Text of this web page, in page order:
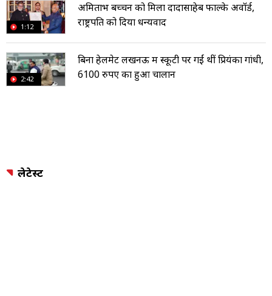
1:12
अमिताभ बच्चन को मिला दादासाहेब फाल्के अवॉर्ड,
राष्ट्रपति को दिया धन्यवाद
2:42
बिना हेलमेट लखनऊ में स्कूटी पर गईं थीं प्रियंका गांधी,
6100 रुपए का हुआ चालान
लेटेस्ट